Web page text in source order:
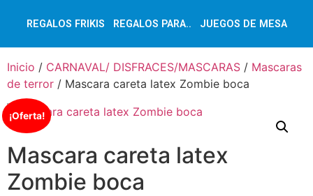
REGALOS FRIKIS REGALOS PARA.. JUEGOS DE MESA
Inicio / CARNAVAL/ DISFRACES/MASCARAS / Mascaras
de terror / Mascara careta latex Zombie boca
¡Oferta!
Mascara careta latex
Zombie boca